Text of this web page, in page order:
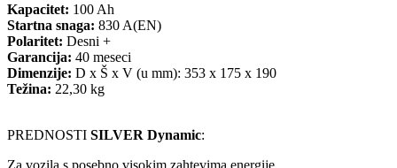
Kapacitet: 100 Ah
Startna snaga: 830 A(EN)
Polaritet: Desni +
Garancija: 40 meseci
Dimenzije: D x Š x V (u mm): 353 x 175 x 190
Težina: 22,30 kg
PREDNOSTI SILVER Dynamic:
Za vozila s posebno visokim zahtevima energije